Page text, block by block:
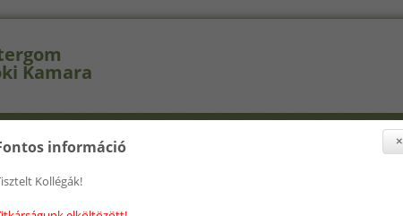
Kamara
Nyomtatványok
hely
×
információ
Kollégák!